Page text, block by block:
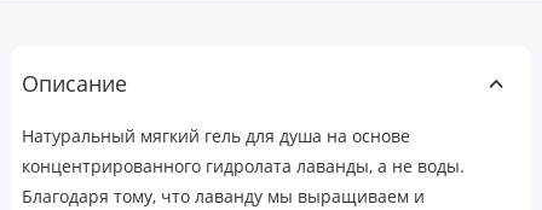
Описание
Натуральный мягкий гель для душа на основе
концентрированного гидролата лаванды, а не воды.
Благодаря тому, что лаванду мы выращиваем и